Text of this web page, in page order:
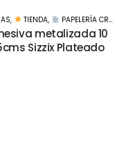
, TIENDA, PAPELERÍA CREATIVA
Lisa 50x65cms